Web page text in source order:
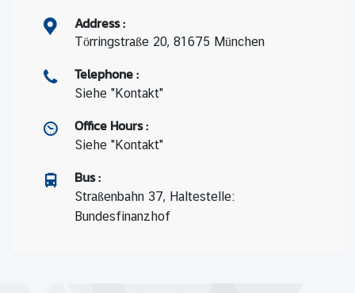
Address:
Törringstraße 20, 81675 München
Telephone:
Siehe "Kontakt"
Office Hours:
Siehe "Kontakt"
Bus:
Straßenbahn 37, Haltestelle:
Bundesfinanzhof